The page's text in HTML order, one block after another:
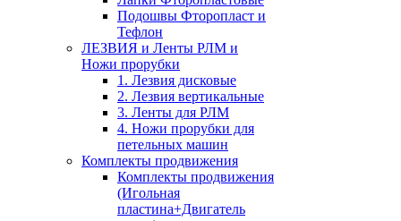
Подошвы Фторопласт и
Тефлон
ЛЕЗВИЯ и Ленты РЛМ и
Ножи прорубки
1. Лезвия дисковые
2. Лезвия вертикальные
3. Ленты для РЛМ
4. Ножи прорубки для
петельных машин
Комплекты продвижения
Комплекты продвижения
(Игольная
пластина+Двигатель